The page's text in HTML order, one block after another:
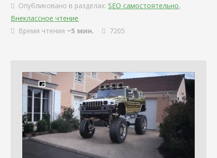
Опубликовано в разделах: SEO самостоятельно,
Внеклассное чтение.
Время чтения ~5 мин. 7205